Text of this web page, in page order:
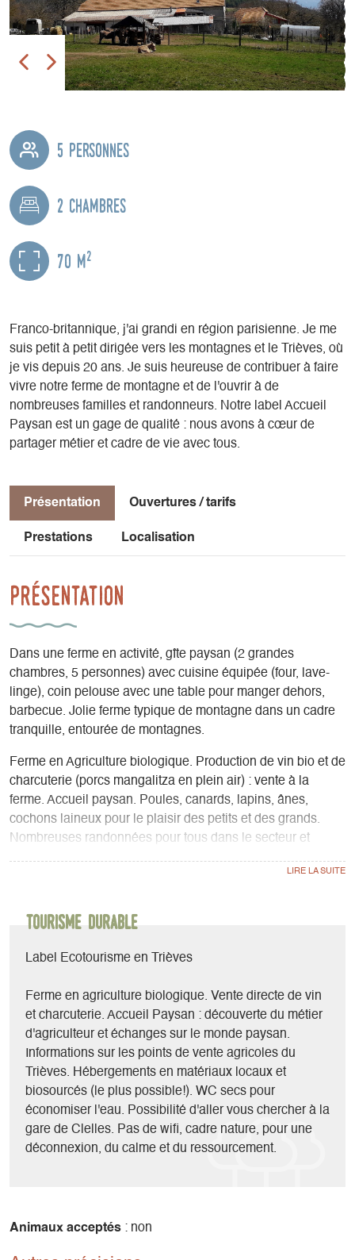
5 personnes
2 chambres
70 m2
Franco-britannique, j'ai grandi en région parisienne. Je me
suis petit à petit dirigée vers les montagnes et le Trièves, où
je vis depuis 20 ans. Je suis heureuse de contribuer à faire
vivre notre ferme de montagne et de l'ouvrir à de
nombreuses familles et randonneurs. Notre label Accueil
Paysan est un gage de qualité : nous avons à cœur de
partager métier et cadre de vie avec tous.
Présentation Ouvertures / tarifs
Prestations Localisation
Présentation
Dans une ferme en activité, gîte paysan (2 grandes
chambres, 5 personnes) avec cuisine équipée (four, lave-
linge), coin pelouse avec une table pour manger dehors,
barbecue. Jolie ferme typique de montagne dans un cadre
tranquille, entourée de montagnes.
Ferme en Agriculture biologique. Production de vin bio et de
charcuterie (porcs mangalitza en plein air) : vente à la
ferme. Accueil paysan. Poules, canards, lapins, ânes,
cochons laineux pour le plaisir des petits et des grands.
Nombreuses randonnées pour tous dans le secteur et
baignade dans le torrent à 5min de la ferme. Commerces,
marchés de producteurs à proximité pour les amateurs de
Tourisme durable
Label Ecotourisme en Trièves
Ferme en agriculture biologique. Vente directe de vin
et charcuterie. Accueil Paysan : découverte du métier
d'agriculteur et échanges sur le monde paysan.
Informations sur les points de vente agricoles du
Trièves. Hébergements en matériaux locaux et
biosourcés (le plus possible!). WC secs pour
économiser l'eau. Possibilité d'aller vous chercher à la
gare de Clelles. Pas de wifi, cadre nature, pour une
déconnexion, du calme et du ressourcement.
Animaux acceptés : non